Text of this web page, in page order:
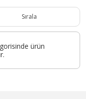
Sırala
ürün